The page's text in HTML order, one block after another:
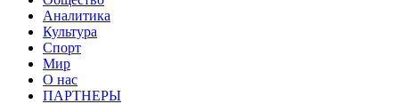
Аналитика
Культура
Спорт
Мир
О нас
ПАРТНЕРЫ